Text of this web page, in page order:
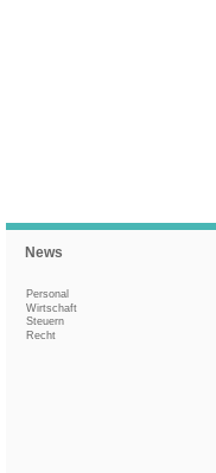
News
Personal
Wirtschaft
Steuern
Recht